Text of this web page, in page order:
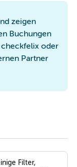
zeigen
Buchungen
oder
Partner
Filter,